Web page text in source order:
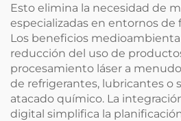
Esto elimina la necesidad de
especializadas en entornos de
Los beneficios
reducción del uso de
procesamiento láser a
de refrigerantes, lubricantes o
atacado químico. La
digital simplifica la